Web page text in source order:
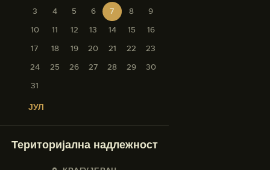
3
4 5 6 7 8
9
10
11 12 13 14 15
16
17
18 19 20 21 22
23
24
25 26 27 28 29
30
31
« ЈУЛ
Територијална надлежност